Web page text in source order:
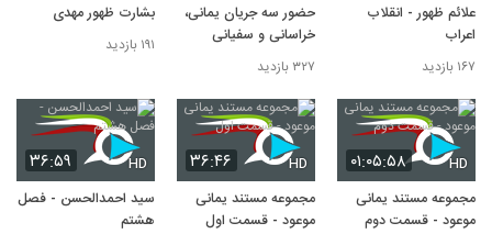
علائم ظهور - انقلاب
اعراب
۱۶۷ بازدید
حضور سه جریان یمانی،
خراسانی و سفیانی
۳۲۷ بازدید
بشارت ظهور مهدی
۱۹۱ بازدید
۰۱:۰۵:۵۸ HD
مجموعه مستند یمانی
موعود - قسمت دوم
۳۶:۴۶ HD
مجموعه مستند یمانی
موعود - قسمت اول
۳۶:۵۹ HD
سید احمدالحسن - فصل
هشتم